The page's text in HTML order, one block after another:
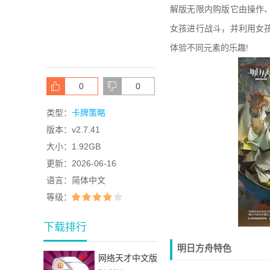
0 0
类型： 卡牌策略
版本： v2.7.41
大小： 1.92GB
更新： 2026-06-16
语言： 简体中文
等级：
下载排行
网络天才中文版
解版无限内购版它由操作
女孩进行战斗，并利用女
体验不同元素的乐趣!
明日方舟特色